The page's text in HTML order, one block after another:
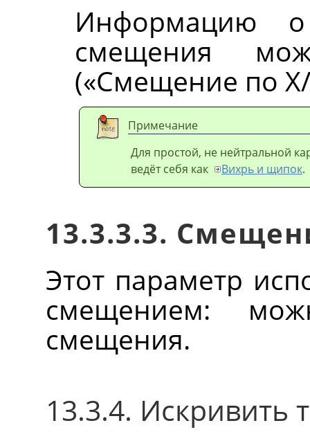
Информацию
смещения
(«Смещение по
Примечание
Для простой, не нейтральной
ведёт себя как
Вихрь и щипок.
13.3.3.3.
Этот параметр
смещением:
смещения.
13.3.4. Искривить